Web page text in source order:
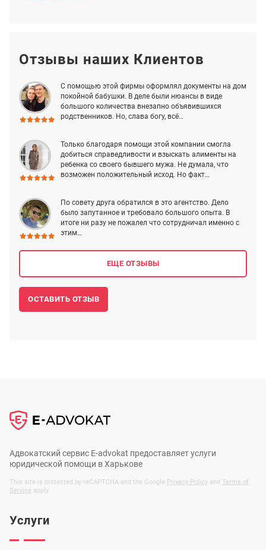
Отзывы наших Клиентов
С помощью этой фирмы оформлял документы на дом
покойной бабушки. В деле были нюансы в виде
большого количества внезапно объявившихся
родственников. Но, слава богу, всё…
Только благодаря помощи этой компании смогла
добиться справедливости и взыскать алименты на
ребенка со своего бывшего мужа. Не думала, что
возможен положительный исход. Но факт…
По совету друга обратился в это агентство. Дело
было запутанное и требовало большого опыта. В
итоге ни разу не пожалел что сотрудничал именно с
этим…
ЕЩЕ ОТЗЫВЫ
ОСТАВИТЬ ОТЗЫВ
Адвокатский сервис E-advokat предоставляет услуги
юридической помощи в Харькове
This site is protected by reCAPTCHA and the Google Privacy Policy and Terms of
Service apply.
Услуги